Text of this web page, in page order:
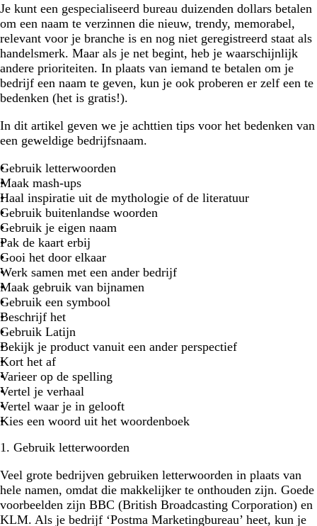
Je kunt een gespecialiseerd bureau duizenden dollars betalen
om een naam te verzinnen die nieuw, trendy, memorabel,
relevant voor je branche is en nog niet geregistreerd staat als
handelsmerk. Maar als je net begint, heb je waarschijnlijk
andere prioriteiten. In plaats van iemand te betalen om je
bedrijf een naam te geven, kun je ook proberen er zelf een te
bedenken (het is gratis!).
In dit artikel geven we je achttien tips voor het bedenken van
een geweldige bedrijfsnaam.
Gebruik letterwoorden
Maak mash-ups
Haal inspiratie uit de mythologie of de literatuur
Gebruik buitenlandse woorden
Gebruik je eigen naam
Pak de kaart erbij
Gooi het door elkaar
Werk samen met een ander bedrijf
Maak gebruik van bijnamen
Gebruik een symbool
Beschrijf het
Gebruik Latijn
Bekijk je product vanuit een ander perspectief
Kort het af
Varieer op de spelling
Vertel je verhaal
Vertel waar je in gelooft
Kies een woord uit het woordenboek
1. Gebruik letterwoorden
Veel grote bedrijven gebruiken letterwoorden in plaats van
hele namen, omdat die makkelijker te onthouden zijn. Goede
voorbeelden zijn BBC (British Broadcasting Corporation) en
KLM. Als je bedrijf ‘Postma Marketingbureau’ heet, kun je